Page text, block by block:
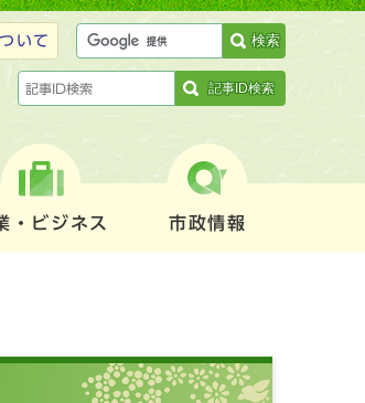
いて 検索
記事ID検索
・ビジネス 市政情報